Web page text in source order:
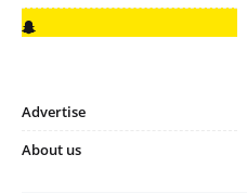
Advertise
About us